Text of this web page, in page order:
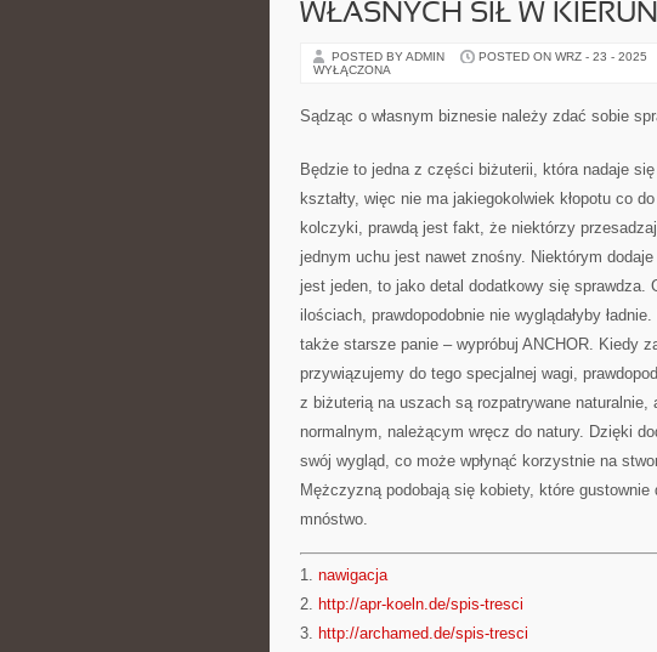
WŁASNYCH SIŁ W
POSTED BY ADMIN POSTED ON WRZ - 23 - 2025
WYŁĄCZONA
Sądząc o własnym biznesie należy zdać sobie
Będzie to jedna z części biżuterii, która nadaje
kształty, więc nie ma jakiegokolwiek kłopotu co
kolczyki, prawdą jest fakt, że niektórzy
jednym uchu jest nawet znośny. Niektórym
jest jeden, to jako detal dodatkowy się sprawdza.
ilościach, prawdopodobnie nie wyglądałyby
także starsze panie – wypróbuj ANCHOR. Kiedy
przywiązujemy do tego specjalnej wagi,
z biżuterią na uszach są rozpatrywane naturalnie,
normalnym, należącym wręcz do natury. Dzięki
swój wygląd, co może wpłynąć korzystnie na
Mężczyzną podobają się kobiety, które
mnóstwo.
1. nawigacja
2. http://apr-koeln.de/spis-tresci
3. http://archamed.de/spis-tresci